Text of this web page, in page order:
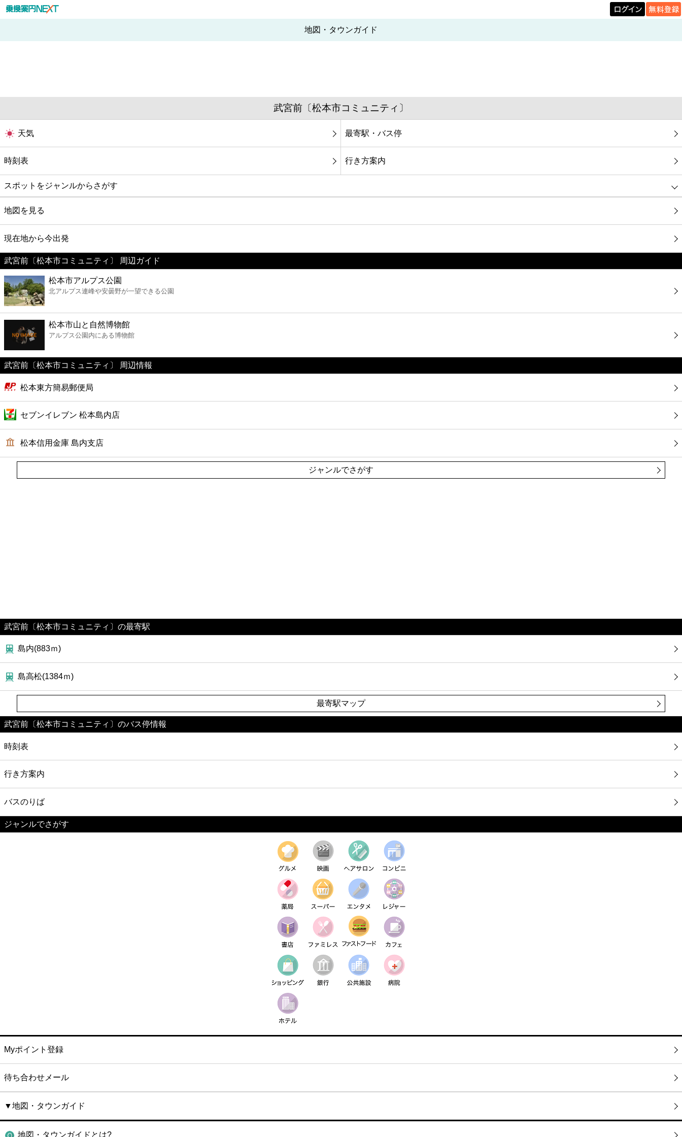
地図・タウンガイド
武宮前〔松本市コミュニティ〕
天気 最寄駅・バス停
時刻表 行き方案内
スポットをジャンルからさがす
グルメ
映画
美容
コンビニ
薬局
スーパー
エンタメ
レジャー
書店
ファミレス
病院
ホテル
地図を見る
現在地から今出発
武宮前〔松本市コミュニティ〕 周辺ガイド
松本市アルプス公園
北アルプス連峰や安曇野が一望できる公園
松本市山と自然博物館
アルプス公園内にある博物館
武宮前〔松本市コミュニティ〕 周辺情報
松本東方簡易郵便局
セブンイレブン 松本島内店
松本信用金庫 島内支店
ジャンルでさがす
武宮前〔松本市コミュニティ〕の最寄駅
島内(883ｍ)
島高松(1384ｍ)
最寄駅マップ
武宮前〔松本市コミュニティ〕のバス停情報
時刻表
行き方案内
バスのりば
ジャンルでさがす
Myポイント登録
待ち合わせメール
▼地図・タウンガイド
地図・タウンガイドとは?